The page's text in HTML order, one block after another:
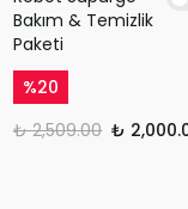
Bakım & Temizlik
Paketi
%20
₺ 2,509.00 ₺